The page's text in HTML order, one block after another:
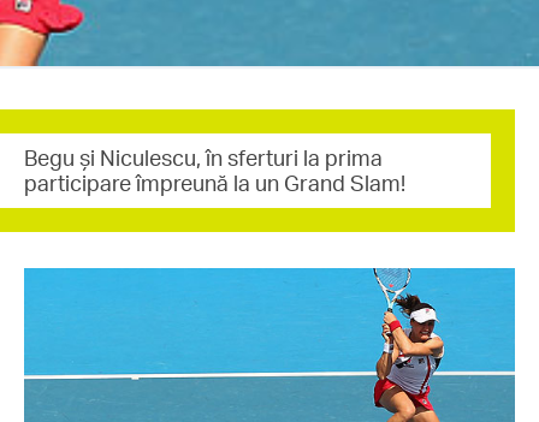
Begu şi Niculescu, în sferturi la prima
participare împreună la un Grand Slam!